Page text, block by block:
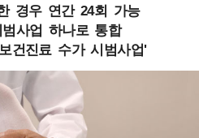
경우 연간 24회 가능
사업 하나로 통합
건진료 수가 시범사업'